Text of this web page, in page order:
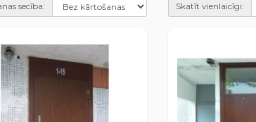
secība: Skatīt vienlaicīgi: